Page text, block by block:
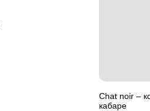
Chat noir –
кабаре